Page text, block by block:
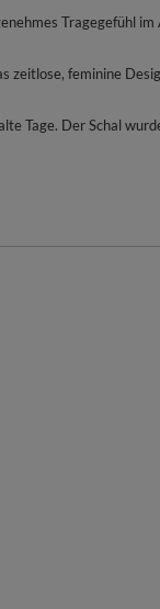
Tragegefühl
zeitlose, feminine
Tage. Der Schal